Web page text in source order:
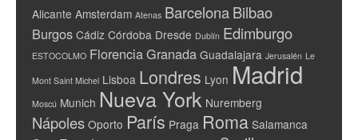
Alicante Amsterdam Atenas BarcelonaBilbao
Burgos Cádiz Córdoba Dresde Dublín Edimburgo
ESTOCOLMO FlorenciaGranada Guadalajara Jerusalén Le
Mont Saint Michel Lisboa Londres Lyon Madrid
Moscú Munich Nueva York Nuremberg
Nápoles Oporto París Praga Roma Salamanca